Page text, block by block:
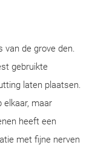
van de grove den.
gebruikte
laten plaatsen.
elkaar, maar
heeft een
met fijne nerven